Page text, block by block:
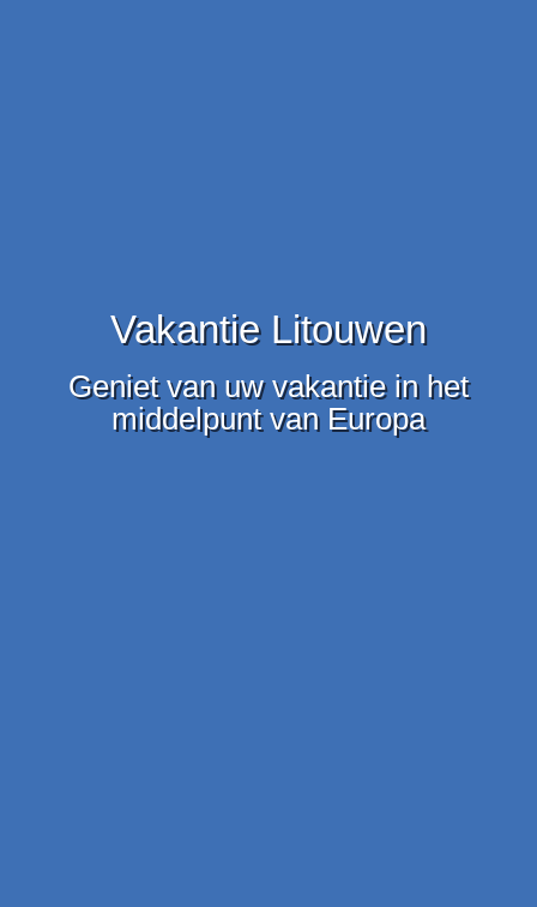
Vakantie Litouwen
Geniet van uw vakantie in het
middelpunt van Europa